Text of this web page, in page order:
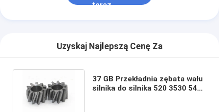
teraz
Uzyskaj Najlepszą Cenę Za
37 GB Przekładnia zębata wału
silnika do silnika 520 3530 545